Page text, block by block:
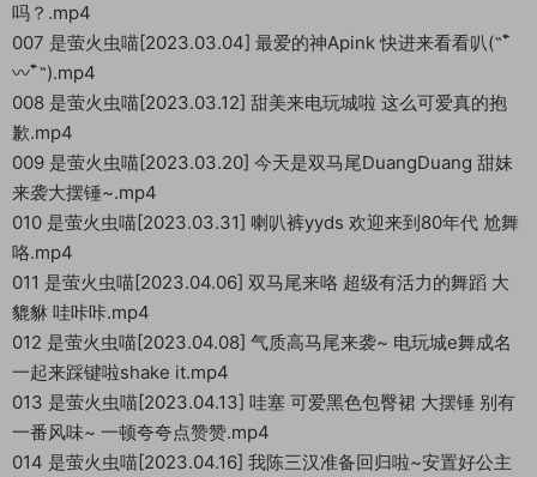
吗？.mp4
007 是萤火虫喵[2023.03.04] 最爱的神Apink 快进来看看叭(˵¯͒
〰¯͒˵).mp4
008 是萤火虫喵[2023.03.12] 甜美来电玩城啦 这么可爱真的抱
歉.mp4
009 是萤火虫喵[2023.03.20] 今天是双马尾DuangDuang 甜妹
来袭大摆锤~.mp4
010 是萤火虫喵[2023.03.31] 喇叭裤yyds 欢迎来到80年代 尬舞
咯.mp4
011 是萤火虫喵[2023.04.06] 双马尾来咯 超级有活力的舞蹈 大
貔貅 哇咔咔.mp4
012 是萤火虫喵[2023.04.08] 气质高马尾来袭~ 电玩城e舞成名
一起来踩键啦shake it.mp4
013 是萤火虫喵[2023.04.13] 哇塞 可爱黑色包臀裙 大摆锤 别有
一番风味~ 一顿夸夸点赞赞.mp4
014 是萤火虫喵[2023.04.16] 我陈三汉准备回归啦~安置好公主